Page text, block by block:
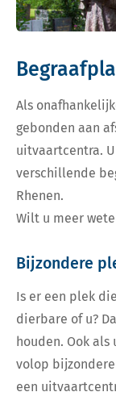
Als
gebonden aan
uitvaartcentra.
verschillende
Rhenen.
Wilt u meer
Bijzondere
Is er een plek
dierbare of u?
houden. Ook
volop
een